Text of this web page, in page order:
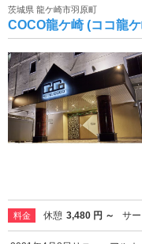
茨城県 龍ケ崎市羽原町
COCO龍ケ崎 (ココ龍
料金 休憩 3,480 円 ～ サ